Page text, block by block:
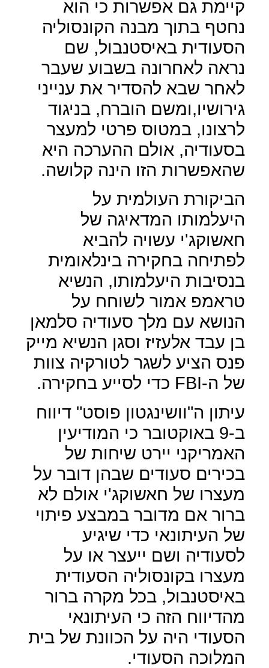
קיימת גם אפשרות כי הוא
נחטף בתוך מבנה הקונסוליה
הסעודית באיסטנבול, שם
נראה לאחרונה בשבוע שעבר
לאחר שבא להסדיר את ענייני
גירושיו,ומשם הוברח, בניגוד
לרצונו, במטוס פרטי למעצר
בסעודיה, אולם ההערכה היא
שהאפשרות הזו הינה קלושה.
הביקורת העולמית על
היעלמותו המדאיגה של
חאשוקג'י עשויה להביא
לפתיחה בחקירה בינלאומית
בנסיבות היעלמותו, הנשיא
טראמפ אמור לשוחח על
הנושא עם מלך סעודיה סלמאן
בן עבד אלעזיז וסגן הנשיא מייק
פנס הציע לשגר לטורקיה צוות
של ה-FBI כדי לסייע בחקירה.
עיתון ה"וושינגטון פוסט" דיווח
ב-9 באוקטובר כי המודיעין
האמריקני יירט שיחות של
בכירים סעודים שבהן דובר על
מעצרו של חאשוקג'י אולם לא
ברור אם מדובר במבצע פיתוי
של העיתונאי כדי שיגיע
לסעודיה ושם ייעצר או על
מעצרו בקונסוליה הסעודית
באיסטנבול, בכל מקרה ברור
מהדיווח הזה כי העיתונאי
הסעודי היה על הכוונת של בית
המלוכה הסעודי.